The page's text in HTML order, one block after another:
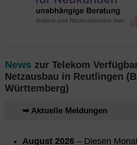
News zur Telekom
Netzausbau in Reutlingen
Württemberg)
➥ Aktuelle Meldungen
August 2026 – Diesen